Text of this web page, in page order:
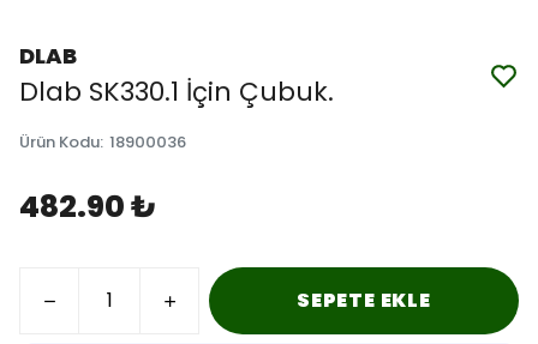
DLAB
Dlab SK330.1 İçin Çubuk.
Ürün Kodu: 18900036
482.90 ₺
SEPETE EKLE